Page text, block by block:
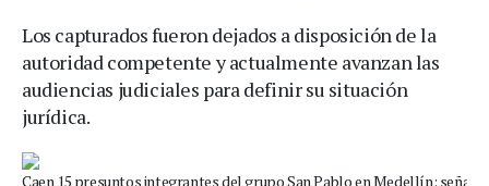
Los capturados fueron dejados a disposición de la
autoridad competente y actualmente avanzan las
audiencias judiciales para definir su situación
jurídica.